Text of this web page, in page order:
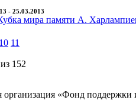
- 25.03.2013
мира памяти А.
10 11
152
организация «Фонд поддержки